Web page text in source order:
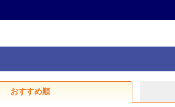
おすすめ順